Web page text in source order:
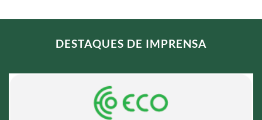
DESTAQUES DE IMPRENSA